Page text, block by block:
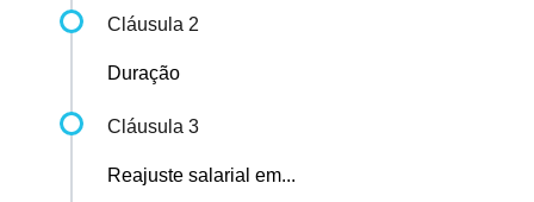
Cláusula 2
Duração
Cláusula 3
Reajuste salarial em...